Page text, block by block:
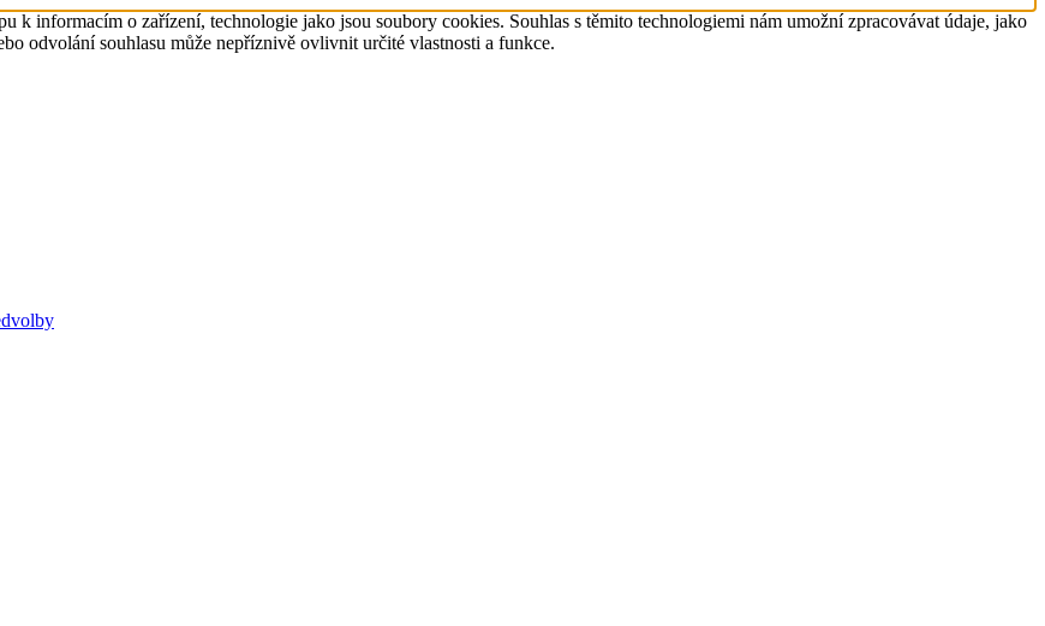
k informacím o zařízení, technologie jako jsou soubory cookies. Souhlas s těmito technologiemi nám umožní zpracovávat údaje, jako
odvolání souhlasu může nepříznivě ovlivnit určité vlastnosti a funkce.